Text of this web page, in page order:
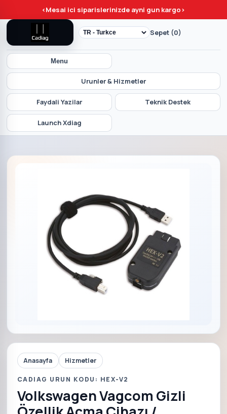
<Mesai ici siparislerinizde ayni gun kargo>
Menu
Urunler & Hizmetler
Faydali Yazilar Teknik Destek
Launch Xdiag
Sepet (0)
Anasayfa Hizmetler
CADIAG URUN KODU: HEX-V2
Volkswagen Vagcom Gizli